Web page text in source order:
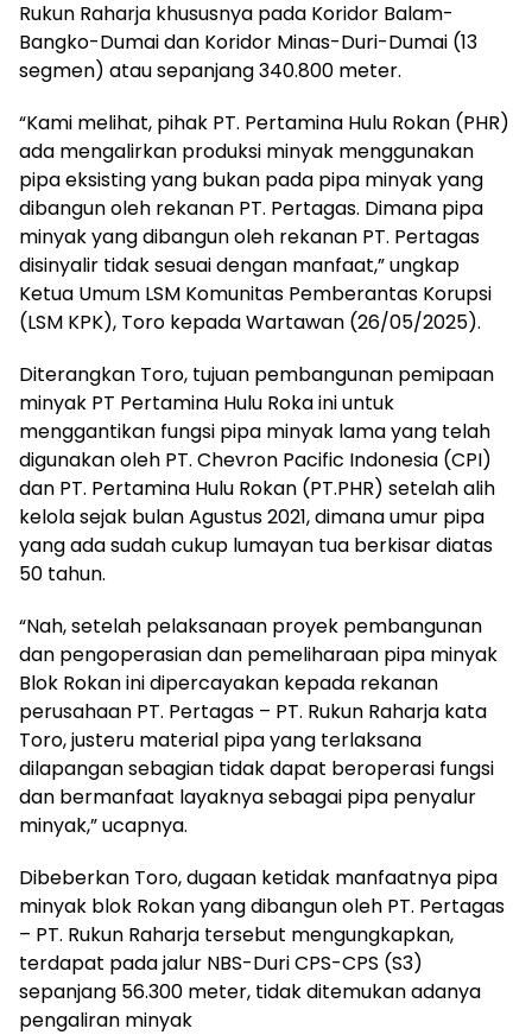
Rukun Raharja khususnya pada Koridor Balam-
Bangko-Dumai dan Koridor Minas-Duri-Dumai (13
segmen) atau sepanjang 340.800 meter.
“Kami melihat, pihak PT. Pertamina Hulu Rokan (PHR)
ada mengalirkan produksi minyak menggunakan
pipa eksisting yang bukan pada pipa minyak yang
dibangun oleh rekanan PT. Pertagas. Dimana pipa
minyak yang dibangun oleh rekanan PT. Pertagas
disinyalir tidak sesuai dengan manfaat,” ungkap
Ketua Umum LSM Komunitas Pemberantas Korupsi
(LSM KPK), Toro kepada Wartawan (26/05/2025).
Diterangkan Toro, tujuan pembangunan pemipaan
minyak PT Pertamina Hulu Roka ini untuk
menggantikan fungsi pipa minyak lama yang telah
digunakan oleh PT. Chevron Pacific Indonesia (CPI)
dan PT. Pertamina Hulu Rokan (PT.PHR) setelah alih
kelola sejak bulan Agustus 2021, dimana umur pipa
yang ada sudah cukup lumayan tua berkisar diatas
50 tahun.
“Nah, setelah pelaksanaan proyek pembangunan
dan pengoperasian dan pemeliharaan pipa minyak
Blok Rokan ini dipercayakan kepada rekanan
perusahaan PT. Pertagas – PT. Rukun Raharja kata
Toro, justeru material pipa yang terlaksana
dilapangan sebagian tidak dapat beroperasi fungsi
dan bermanfaat layaknya sebagai pipa penyalur
minyak,” ucapnya.
Dibeberkan Toro, dugaan ketidak manfaatnya pipa
minyak blok Rokan yang dibangun oleh PT. Pertagas
– PT. Rukun Raharja tersebut mengungkapkan,
terdapat pada jalur NBS-Duri CPS-CPS (S3)
sepanjang 56.300 meter, tidak ditemukan adanya
pengaliran minyak